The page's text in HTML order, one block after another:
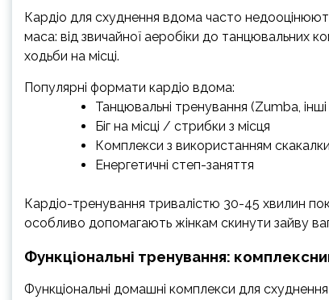
Кардіо для схуднення вдома часто
маса: від звичайної аеробіки до танцювальних
ходьби на місці.
Популярні формати кардіо вдома:
Танцювальні тренування (Zumba,
Біг на місці / стрибки з місця
Комплекси з використанням скакалки
Енергетичні степ-заняття
Кардіо-тренування тривалістю 30-45 хвилин
особливо допомагають жінкам скинути зайву
Функціональні тренування:
Функціональні домашні комплекси для